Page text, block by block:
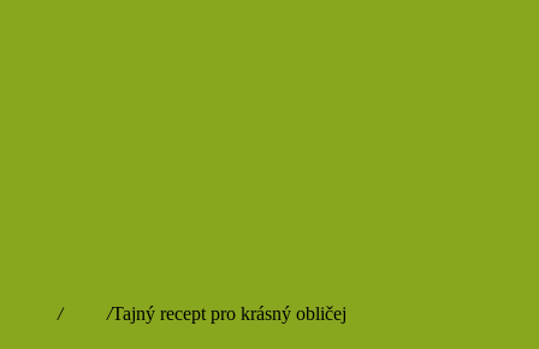
/Krása /Tajný recept pro krásný obličej